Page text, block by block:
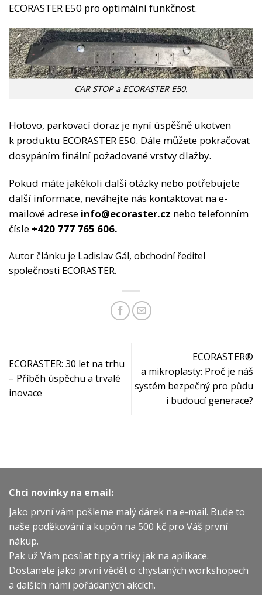
ECORASTER E50 pro optimální funkčnost.
CAR STOP a ECORASTER E50.
Hotovo, parkovací doraz je nyní úspěšně ukotven
k produktu ECORASTER E50. Dále můžete pokračovat
dosypáním finální požadované vrstvy dlažby.
Pokud máte jakékoli další otázky nebo potřebujete
další informace, neváhejte nás kontaktovat na e-
mailové adrese info@ecoraster.cz nebo telefonním
čísle +420 777 765 606.
Autor článku je Ladislav Gál, obchodní ředitel
společnosti ECORASTER.
ECORASTER: 30 let na trhu
– Příběh úspěchu a trvalé
inovace
ECORASTER®
a mikroplasty: Proč je náš
systém bezpečný pro půdu
i budoucí generace?
Chci novinky na email:
Jako první vám pošleme malý dárek na e-mail. Bude to
naše poděkování a kupón na 500 kč pro Váš první
nákup.
Pak už Vám posílat tipy a triky jak na aplikace.
Dostanete jako první vědět o chystaných workshopech
a dalších námi pořádaných akcích.